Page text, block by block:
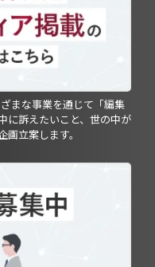
まな事業を通じて「編集
に訴えたいこと、世の中が
立案します。